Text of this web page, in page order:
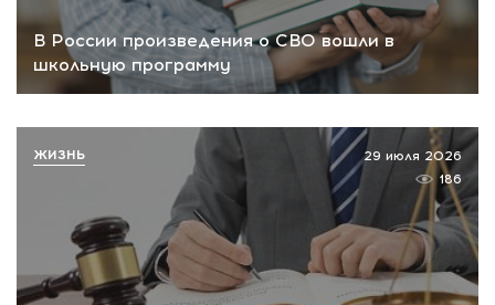
В России произведения о СВО вошли в
школьную программу
29 июля 2026
186
ЖИЗНЬ